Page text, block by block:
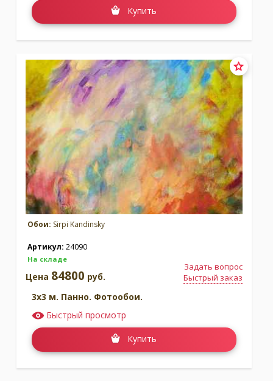
Купить
Обои: Sirpi Kandinsky
Артикул: 24090
На складе
Задать вопрос
Быстрый заказ
Цена 84800 руб.
3x3 м. Панно. Фотообои.
Быстрый просмотр
Купить